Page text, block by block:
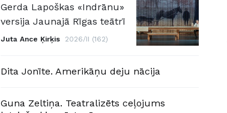
Gerda Lapoškas «Indrānu»
versija Jaunajā Rīgas teātrī
Juta Ance Ķirķis 2026/II (162)
Dita Jonīte. Amerikāņu deju nācija
Guna Zeltiņa. Teatralizēts ceļojums